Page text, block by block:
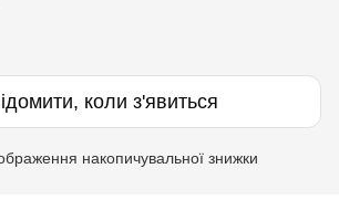
коли з'явиться
накопичувальної знижки